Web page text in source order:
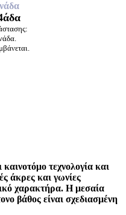
τεχνολογία και
άκρες και γωνίες
χαρακτήρα. Η μεσαία
βάθος είναι σχεδιασμένη